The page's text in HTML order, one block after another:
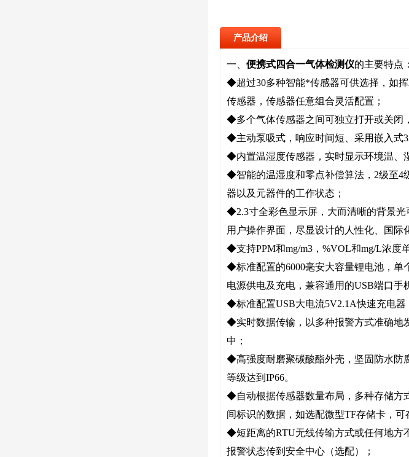
产品介绍
一、 便携式四合一气体检测仪的主要特点
◆超过30多种智能*传感器可供选择，如
传感器，传感器任意组合灵活配置；
◆多个气体传感器之间可独立打开或关闭
◆主动泵吸式，响应时间短、采用嵌入式
◆内置温湿度传感器，实时显示环境温、
◆智能的温湿度和零点补偿算法，2级至4
器以及元器件的工作状态；
◆2.3寸全彩色显示屏，大而清晰的背景
用户操作界面，尽显设计的人性化、国际
◆支持PPM和mg/m3，%VOL和mg/L浓度
◆标准配置的6000毫安大容量锂电池，单
电源供电及充电，兼容通用的USB端口手
◆标准配置USB大电流5V2.1A快速充电器
◆实时数据传输，以多种报警方式准确地
中；
◆高强度耐磨聚碳酸酯外壳，坚固防水防
等级达到IP66。
◆自动根据传感器数量布局，多种存储方
间标识的数据，如选配微型TF存储卡，可
◆短距离的RTU无线传输方式或任何地方
报警状态传到安全中心（选配）；